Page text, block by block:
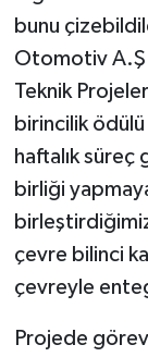
bunu
Otomotiv
Teknik
birincilik
haftalık
birliği
çevre bilinci
çevreyle
Projede görev